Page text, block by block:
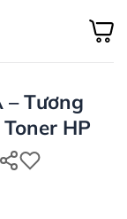
– Tương
HP